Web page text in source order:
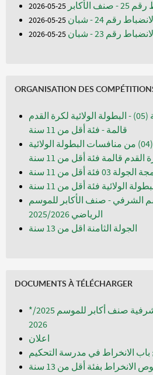
الأكابر 25-05-2026
رقم 24 - شبان 25-05-2026
رقم 23 - شبان 25-05-2026
ORGANISATION DES
مباريات الجولة الخامسة (05) - البطولة الولائية لكرة القدم
قالمة - فئة أقل من 11 سنة
مباريات الجولة الرابعة (04) من منافسات البطولة الولائية
القدم قالمة فئة أقل من 11 سنة
03 فئة أقل من 11 سنة
الولائية فئة أقل من 11 سنة
15 - القسم الشرفي - صنف الأكابر للموسم
الرياضي 2025/2026
الجولة الثامنة اقل من 13 سنة
DOCUMENTS À TÉLÉCHARGER
*تعديل*رزنامة البطولة الشرفية صنف أكابر للموسم 2025/
2026
اعلان
باب الانخراط في مدرسة التحكيم
الانخراط بفئة أقل من 13 سنة